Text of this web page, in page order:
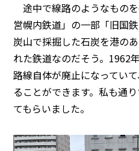
途中で線路のようなもの
営幌内鉄道」の一部「旧国
炭山で採掘した石炭を港の
れた鉄道なのだそう。1962
路線自体が廃止になってい
ることができます。私も通
てもらいました。